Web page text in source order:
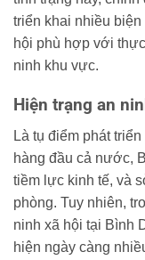
triển khai nhiều
hội phù hợp với
ninh khu vực.
Hiện trạng an
Là tụ điểm phát
hàng đầu cả nước,
tiềm lực kinh tế, và
phòng. Tuy nhiên,
ninh xã hội tại Bình
hiện ngày càng